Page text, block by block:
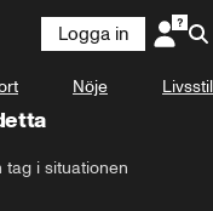
Logga in
Nöje Livsstil
i situationen